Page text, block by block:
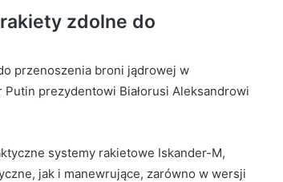
zdolne do
przenoszenia broni jądrowej w
Putin prezydentowi Białorusi Aleksandrowi
systemy rakietowe Iskander-M,
jak i manewrujące, zarówno w wersji